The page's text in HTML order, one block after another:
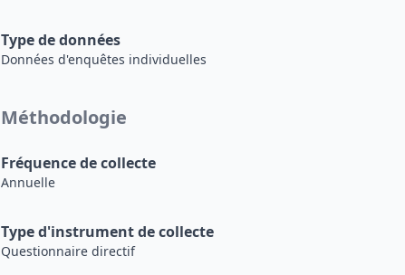
Type de données
Données d'enquêtes individuelles
Méthodologie
Fréquence de collecte
Annuelle
Type d'instrument de collecte
Questionnaire directif